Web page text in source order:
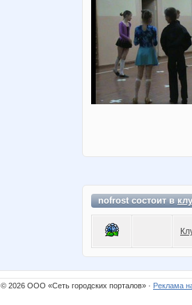
nofrost состоит в
© 2026 ООО «Сеть городских порталов» · Реклама